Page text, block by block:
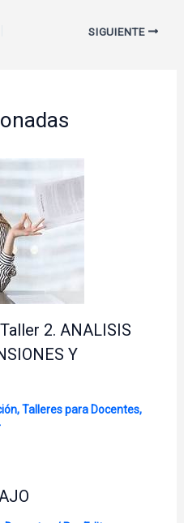
SIGUIENTE
2. ANALISIS
Y
,Talleres para Docentes,